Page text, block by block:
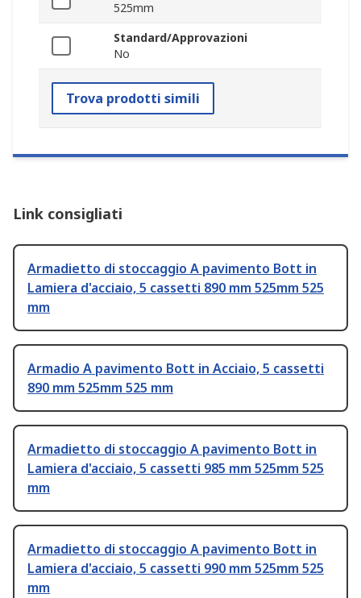
525mm
Standard/Approvazioni
No
Trova prodotti simili
Link consigliati
Armadietto di stoccaggio A pavimento Bott in
Lamiera d'acciaio, 5 cassetti 890 mm 525mm 525
mm
Armadio A pavimento Bott in Acciaio, 5 cassetti
890 mm 525mm 525 mm
Armadietto di stoccaggio A pavimento Bott in
Lamiera d'acciaio, 5 cassetti 985 mm 525mm 525
mm
Armadietto di stoccaggio A pavimento Bott in
Lamiera d'acciaio, 5 cassetti 990 mm 525mm 525
mm